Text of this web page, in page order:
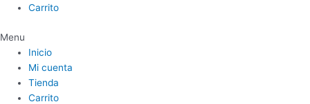
Carrito
Menu
Inicio
Mi cuenta
Tienda
Carrito